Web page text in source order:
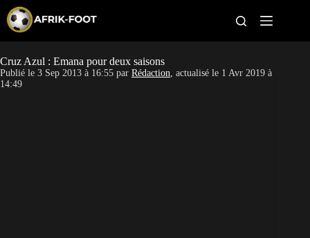
p
o
c
CAN féminine
Cruz Azul : Emana pour deux saisons
Publié le 3 Sep 2013 à 16:55 par Rédaction, actualisé le 1 Avr 2019 à
14:49